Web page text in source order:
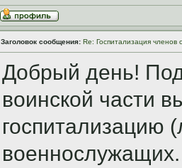
Заголовок сообщения: Re: Госпитализация членов
Добрый день!
воинской части
госпитализацию